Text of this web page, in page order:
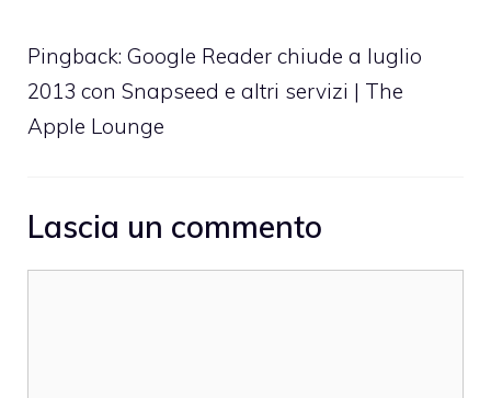
Pingback: Google Reader chiude a luglio
2013 con Snapseed e altri servizi | The
Apple Lounge
Lascia un commento